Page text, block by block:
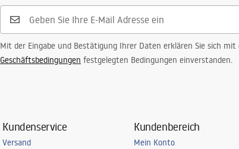
Mit der Eingabe und Bestätigung Ihrer Daten erklären Sie sich
Geschäftsbedingungen festgelegten Bedingungen einverstanden.
Kundenservice
Versand
Kundenbereich
Mein Konto